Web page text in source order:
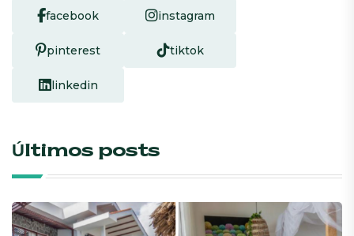
facebook instagram
pinterest tiktok
linkedin
Últimos posts